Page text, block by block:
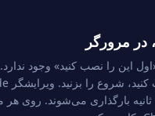
در مرورگر
این را نصب کنید» وجود ندارد.
بارگذاری می‌شوند. روی هر